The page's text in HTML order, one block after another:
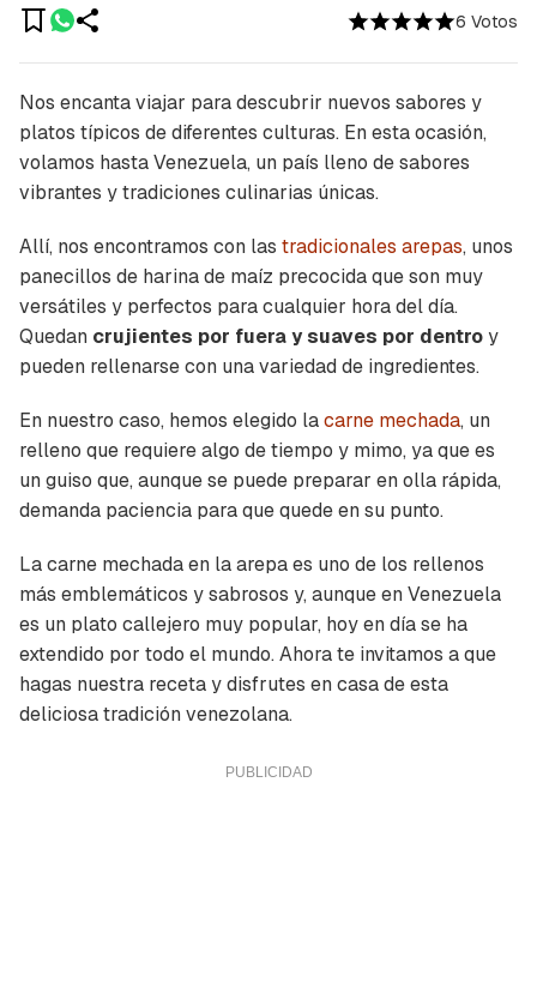
6 Votos
Nos encanta viajar para descubrir nuevos sabores y
platos típicos de diferentes culturas. En esta ocasión,
volamos hasta Venezuela, un país lleno de sabores
vibrantes y tradiciones culinarias únicas.
Allí, nos encontramos con las tradicionales arepas, unos
panecillos de harina de maíz precocida que son muy
versátiles y perfectos para cualquier hora del día.
Quedan crujientes por fuera y suaves por dentroy
pueden rellenarse con una variedad de ingredientes.
En nuestro caso, hemos elegido lacarne mechada, un
relleno que requiere algo de tiempo y mimo, ya que es
un guiso que, aunque se puede preparar en olla rápida,
demanda paciencia para que quede en su punto.
La carne mechada en la arepa es uno de los rellenos
más emblemáticos y sabrosos y, aunque en Venezuela
es un plato callejero muy popular, hoy en día se ha
extendido por todo el mundo. Ahora te invitamos a que
hagas nuestra receta y disfrutes en casa de esta
deliciosa tradición venezolana.